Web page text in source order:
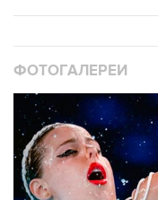
ФОТОГАЛЕРЕИ